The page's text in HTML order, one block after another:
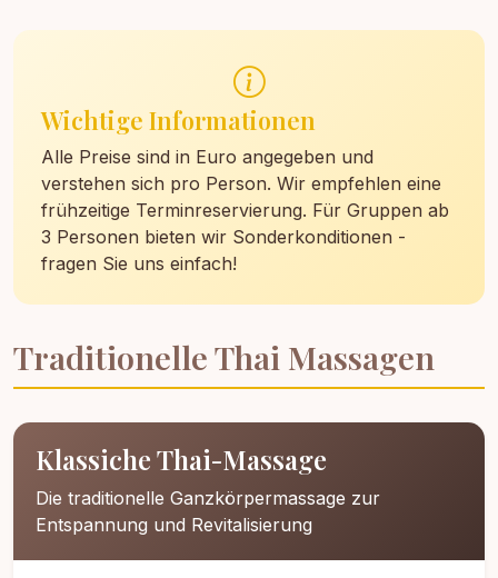
Wichtige Informationen
Alle Preise sind in Euro angegeben und
verstehen sich pro Person. Wir empfehlen eine
frühzeitige Terminreservierung. Für Gruppen ab
3 Personen bieten wir Sonderkonditionen -
fragen Sie uns einfach!
Traditionelle Thai Massagen
Klassiche Thai-Massage
Die traditionelle Ganzkörpermassage zur
Entspannung und Revitalisierung